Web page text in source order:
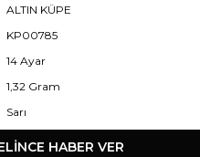
ALTIN KÜPE
KP00785
14 Ayar
1,32 Gram
Sarı
HABER VER